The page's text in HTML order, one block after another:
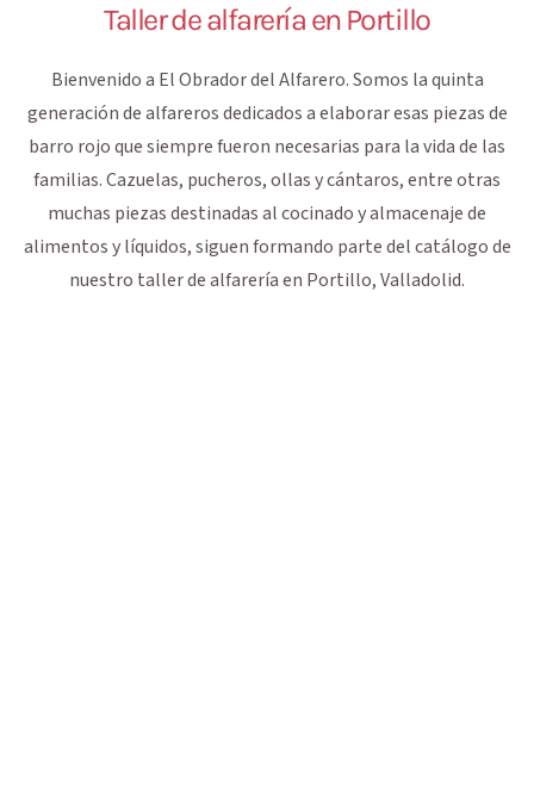
Taller de alfarería en Portillo
Bienvenido a El Obrador del Alfarero. Somos la quinta
generación de alfareros dedicados a elaborar esas piezas de
barro rojo que siempre fueron necesarias para la vida de las
familias. Cazuelas, pucheros, ollas y cántaros, entre otras
muchas piezas destinadas al cocinado y almacenaje de
alimentos y líquidos, siguen formando parte del catálogo de
nuestro taller de alfarería en Portillo, Valladolid.